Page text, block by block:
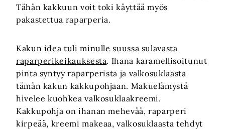
Tähän kakkuun voit toki käyttää myös
pakastettua raparperia.
Kakun idea tuli minulle suussa sulavasta
raparperikeikauksesta. Ihana karamellisoitunut
pinta syntyy raparperista ja valkosuklaasta
tämän kakun kakkupohjaan. Makuelämystä
hivelee kuohkea valkosuklaakreemi.
Kakkupohja on ihanan mehevää, raparperi
kirpeää, kreemi makeaa, valkosuklaasta tehdyt